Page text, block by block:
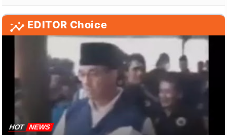
EDITOR Choice
HOT NEWS